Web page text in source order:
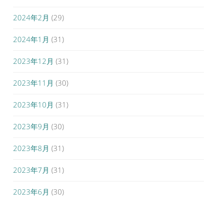
2024年2月 (29)
2024年1月 (31)
2023年12月 (31)
2023年11月 (30)
2023年10月 (31)
2023年9月 (30)
2023年8月 (31)
2023年7月 (31)
2023年6月 (30)